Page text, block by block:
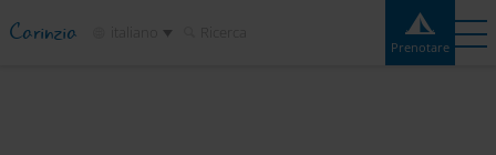
Carinzia Prenotare